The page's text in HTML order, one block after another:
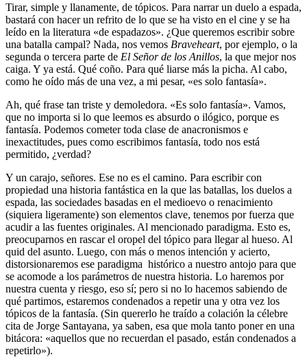
Tirar, simple y llanamente, de tópicos. Para narrar un duelo a espada,
bastará con hacer un refrito de lo que se ha visto en el cine y se ha
leído en la literatura «de espadazos». ¿Que queremos escribir sobre
una batalla campal? Nada, nos vemos Braveheart, por ejemplo, o la
segunda o tercera parte de El Señor de los Anillos, la que mejor nos
caiga. Y ya está. Qué coño. Para qué liarse más la picha. Al cabo,
como he oído más de una vez, a mi pesar, «es solo fantasía».
Ah, qué frase tan triste y demoledora. «Es solo fantasía». Vamos,
que no importa si lo que leemos es absurdo o ilógico, porque es
fantasía. Podemos cometer toda clase de anacronismos e
inexactitudes, pues como escribimos fantasía, todo nos está
permitido, ¿verdad?
Y un carajo, señores. Ese no es el camino. Para escribir con
propiedad una historia fantástica en la que las batallas, los duelos a
espada, las sociedades basadas en el medioevo o renacimiento
(siquiera ligeramente) son elementos clave, tenemos por fuerza que
acudir a las fuentes originales. Al mencionado paradigma. Esto es,
preocuparnos en rascar el oropel del tópico para llegar al hueso. Al
quid del asunto. Luego, con más o menos intención y acierto,
distorsionaremos ese paradigma histórico a nuestro antojo para que
se acomode a los parámetros de nuestra historia. Lo haremos por
nuestra cuenta y riesgo, eso sí; pero si no lo hacemos sabiendo de
qué partimos, estaremos condenados a repetir una y otra vez los
tópicos de la fantasía. (Sin quererlo he traído a colación la célebre
cita de Jorge Santayana, ya saben, esa que mola tanto poner en una
bitácora: «aquellos que no recuerdan el pasado, están condenados a
repetirlo»).